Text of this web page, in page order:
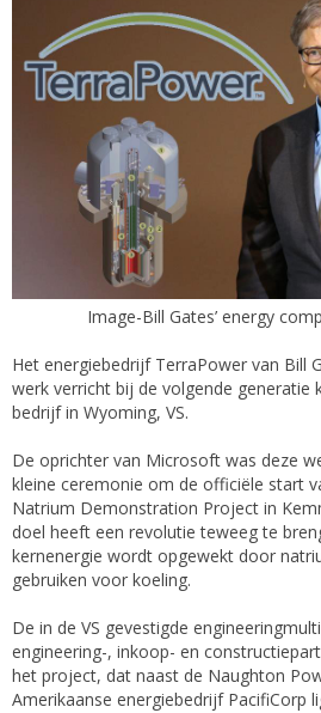
Image-Bill Gates’ energy
Het energiebedrijf TerraPower van Bill
werk verricht bij de volgende generatie
bedrijf in Wyoming, VS.
De oprichter van Microsoft was deze
kleine ceremonie om de officiële start
Natrium Demonstration Project in
doel heeft een revolutie teweeg te
kernenergie wordt opgewekt door
gebruiken voor koeling.
De in de VS gevestigde
engineering-, inkoop- en
het project, dat naast de Naughton
Amerikaanse energiebedrijf PacifiCorp